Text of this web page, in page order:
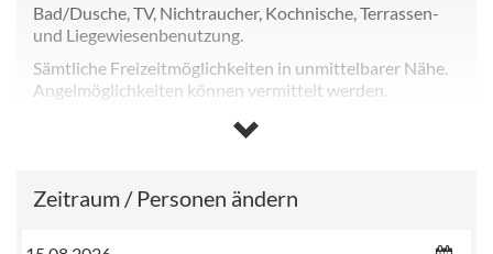
Bad/Dusche, TV, Nichtraucher, Kochnische, Terrassen-
und Liegewiesenbenutzung.
Sämtliche Freizeitmöglichkeiten in unmittelbarer Nähe.
Angelmöglichkeiten können vermittelt werden.
Schönes Appartement für 2 Personen mit
Zeitraum / Personen ändern